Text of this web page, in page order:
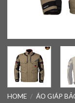
HOME / ÁO GIÁP